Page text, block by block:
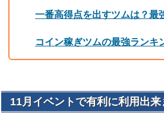
一番高得点を出すツムは？最
コイン稼ぎツムの最強ランキ
11月イベントで有利に利用出来